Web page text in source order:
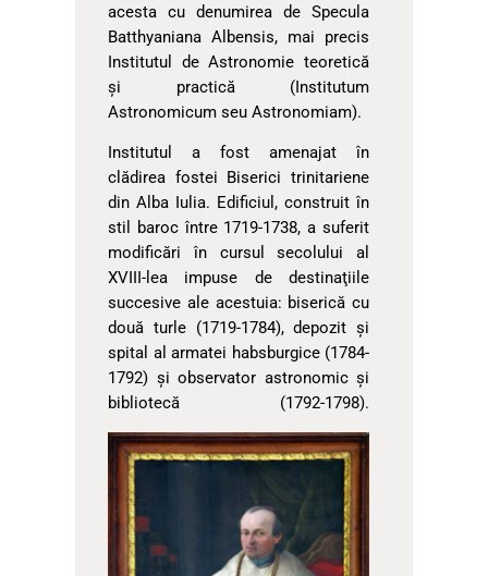
acesta cu denumirea de Specula
Batthyaniana Albensis, mai precis
Institutul de Astronomie teoretică
şi practică (Institutum
Astronomicum seu Astronomiam).
Institutul a fost amenajat în
clădirea fostei Biserici trinitariene
din Alba Iulia. Edificiul, construit în
stil baroc între 1719-1738, a suferit
modificări în cursul secolului al
XVIII-lea impuse de destinaţiile
succesive ale acestuia: biserică cu
două turle (1719-1784), depozit și
spital al armatei habsburgice (1784-
1792) şi observator astronomic şi
bibliotecă (1792-1798).